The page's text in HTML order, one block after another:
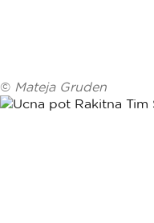
© Mateja Gruden